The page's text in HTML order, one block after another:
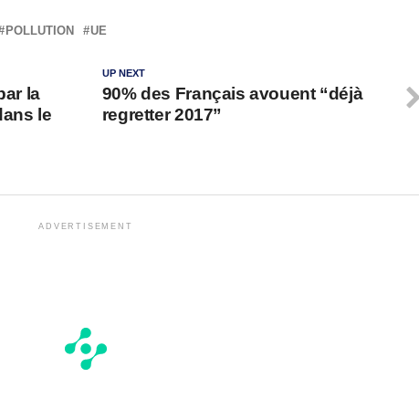
POLLUTION UE
UP NEXT
90% des Français avouent “déjà
regretter 2017”
la
le
ADVERTISEMENT